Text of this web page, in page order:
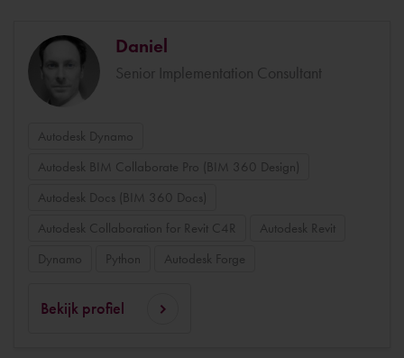
Daniel
Senior Implementation Consultant
Autodesk Dynamo
Autodesk BIM Collaborate Pro (BIM 360 Design)
Autodesk Docs (BIM 360 Docs)
Autodesk Collaboration for Revit C4R
Autodesk Revit
Dynamo
Python Autodesk Forge
Bekijk profiel